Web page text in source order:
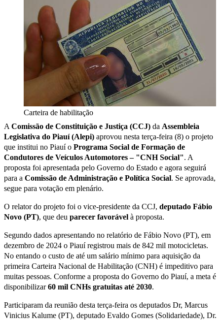
Carteira de habilitação
A Comissão de Constituição e Justiça (CCJ) da Assembleia
Legislativa do Piauí (Alepi) aprovou nesta terça-feira (8) o projeto
que institui no Piauí o Programa Social de Formação de
Condutores de Veículos Automotores – "CNH Social". A
proposta foi apresentada pelo Governo do Estado e agora seguirá
para a Comissão de Administração e Política Social. Se aprovada,
segue para votação em plenário.
O relator do projeto foi o vice-presidente da CCJ, deputado Fábio
Novo (PT), que deu parecer favorável à proposta.
Segundo dados apresentando no relatório de Fábio Novo (PT), em
dezembro de 2024 o Piauí registrou mais de 842 mil motocicletas.
No entando o custo de até um salário mínimo para aquisição da
primeira Carteira Nacional de Habilitação (CNH) é impeditivo para
muitas pessoas. Conforme a proposta do Governo do Piauí, a meta é
disponibilizar60 mil CNHs gratuitas até 2030.
Participaram da reunião desta terça-feira os deputados Dr, Marcus
Vinicius Kalume (PT), deputado Evaldo Gomes (Solidariedade), Dr.